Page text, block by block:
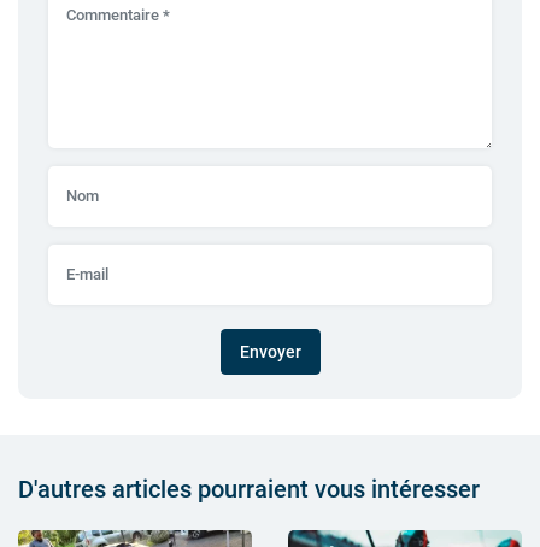
Envoyer
D'autres articles pourraient vous intéresser